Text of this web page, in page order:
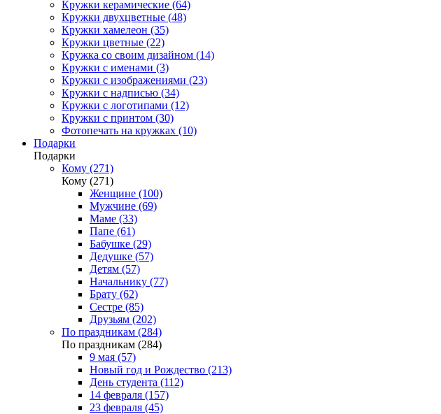
Кружки керамические (64)
Кружки двухцветные (48)
Кружки хамелеон (35)
Кружки цветные (22)
Кружка со своим дизайном (14)
Кружки с именами (3)
Кружки с изображениями (23)
Кружки с надписью (34)
Кружки с логотипами (12)
Кружки с принтом (30)
Фотопечать на кружках (10)
Подарки
Подарки
Кому (271)
Кому (271)
Женщине (100)
Мужчине (69)
Маме (33)
Папе (61)
Бабушке (29)
Дедушке (57)
Детям (57)
Начальнику (77)
Брату (62)
Сестре (85)
Друзьям (202)
По праздникам (284)
По праздникам (284)
9 мая (57)
Новый год и Рождество (213)
День студента (112)
14 февраля (157)
23 февраля (45)